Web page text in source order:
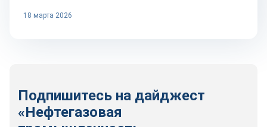
18 марта 2026
Подпишитесь на дайджест
«Нефтегазовая